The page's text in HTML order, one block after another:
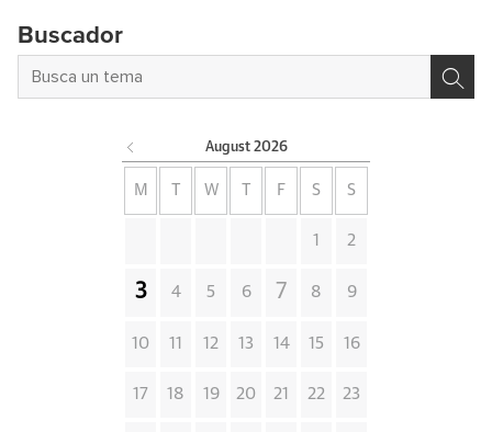
Buscador
August 2026
M W F S S
1 2
3 4 5 6 7 8 9
10 11 12 13 14 15 16
17 18 19 20 21 22 23